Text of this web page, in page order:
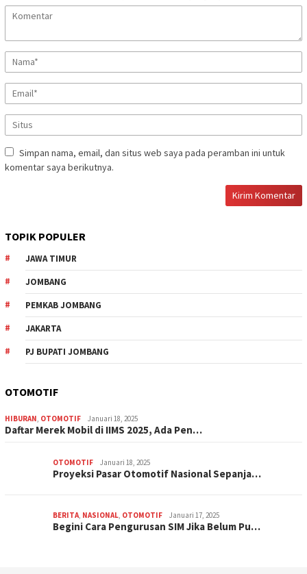
Simpan nama, email, dan situs web saya pada peramban ini untuk
komentar saya berikutnya.
TOPIK POPULER
JAWA TIMUR
JOMBANG
PEMKAB JOMBANG
JAKARTA
PJ BUPATI JOMBANG
OTOMOTIF
HIBURAN OTOMOTIF Januari 18, 2025
Daftar Merek Mobil di IIMS 2025, Ada Pen…
OTOMOTIF Januari 18, 2025
Proyeksi Pasar Otomotif Nasional Sepanja…
BERITA NASIONAL OTOMOTIF Januari 17, 2025
Begini Cara Pengurusan SIM Jika Belum Pu…